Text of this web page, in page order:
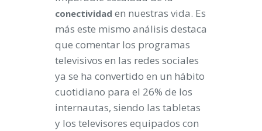
conectividad en nuestras vida. Es
más este mismo análisis destaca
que comentar los programas
televisivos en las redes sociales
ya se ha convertido en un hábito
cuotidiano para el 26% de los
internautas, siendo las tabletas
y los televisores equipados con